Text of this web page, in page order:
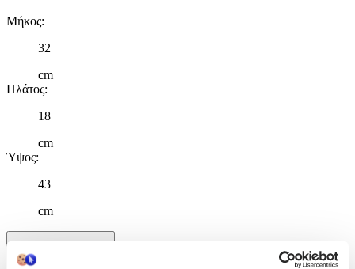
Μήκος:
32
cm
Πλάτος:
18
cm
Ύψος:
43
cm
Χαρακτηριστικά